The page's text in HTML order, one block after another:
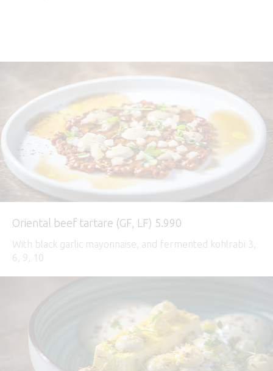
Oriental beef tartare (GF, LF) 5.990
With black garlic mayonnaise, and fermented kohlrabi 3,
6, 9, 10